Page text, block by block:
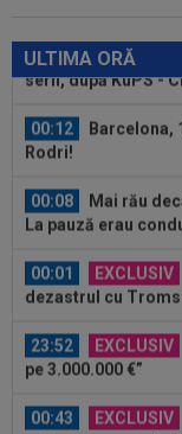
ULTIMA ORĂ
serii, după KuPS -
Rodri!
La pauză erau
dezastrul cu
pe 3.000.000 €”
gata să renunțe la